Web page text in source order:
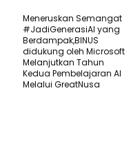
Meneruskan Semangat
#JadiGenerasiAI yang
Berdampak,BINUS
didukung oleh Microsoft
Melanjutkan Tahun
Kedua Pembelajaran AI
Melalui GreatNusa